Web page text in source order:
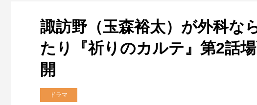
諏訪野（玉森裕太）が外科な
たり『祈りのカルテ』第2話
開
ドラマ